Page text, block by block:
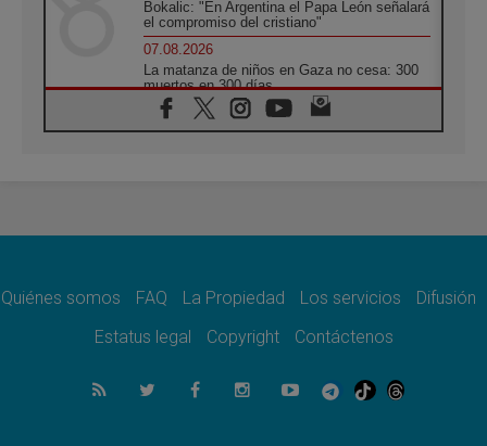
Bokalic: "En Argentina el Papa León señalará
el compromiso del cristiano"
07.08.2026
La matanza de niños en Gaza no cesa: 300
muertos en 300 días
07.08.2026
Tagle: La guerra desfigura el mundo, solo la
como misión al servicio del Evangelio
SIGNIS 2026, dar voz a las religiosas en el
07.08.2026
Lanzan un proyecto de empoderamiento
Quiénes somos FAQ La Propiedad Los servicios
Difusión
Estatus legal
Copyright Contáctenos